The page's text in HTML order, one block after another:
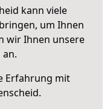
kann viele
um Ihnen
wir Ihnen unsere
Erfahrung mit
.